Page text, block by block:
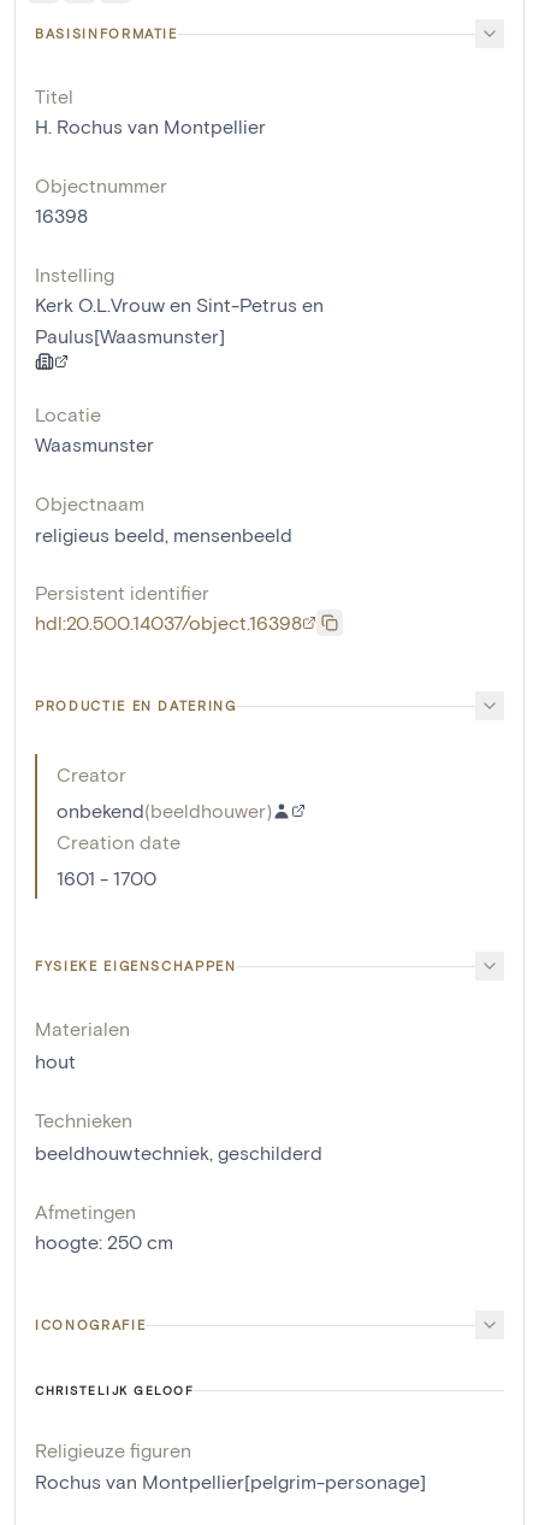
BASISINFORMATIE
Titel
H. Rochus van Montpellier
Objectnummer
16398
Instelling
Kerk O.L.Vrouw en Sint-Petrus en
Paulus[Waasmunster]
Locatie
Waasmunster
Objectnaam
religieus beeld, mensenbeeld
Persistent identifier
hdl:20.500.14037/object.16398
PRODUCTIE EN DATERING
Creator
onbekend(beeldhouwer)
Creation date
1601 - 1700
FYSIEKE EIGENSCHAPPEN
Materialen
hout
Technieken
beeldhouwtechniek, geschilderd
Afmetingen
hoogte: 250 cm
ICONOGRAFIE
CHRISTELIJK GELOOF
Religieuze figuren
Rochus van Montpellier[pelgrim-personage]